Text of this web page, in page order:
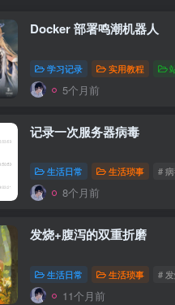
Docker 部署鸣潮机器人
学习记录 实用教程
5个月前
记录一次服务器病毒
生活日常 生活琐事 #
8个月前
发烧+腹泻的双重折磨
生活日常 生活琐事 #
11个月前